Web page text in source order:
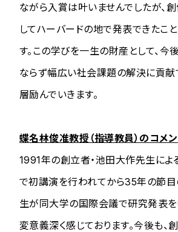
ながら入賞は叶いませんでしたが、
してハーバードの地で発表できたこ
す。この学びを一生の財産として、
ならず幅広い社会課題の解決に貢献
層励んでいきます。
蝶名林俊准教授（指導教員）のコメン
1991年の創立者・池田大作先生によ
で初講演を行われてから35年の節目
生が同大学の国際会議で研究発表を
変意義深く感じております。今後も、